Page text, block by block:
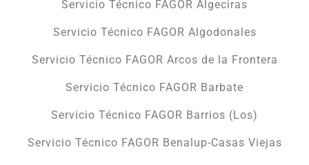
Servicio Técnico FAGOR Algeciras
Servicio Técnico FAGOR Algodonales
Servicio Técnico FAGOR Arcos de la Frontera
Servicio Técnico FAGOR Barbate
Servicio Técnico FAGOR Barrios (Los)
Servicio Técnico FAGOR Benalup-Casas Viejas